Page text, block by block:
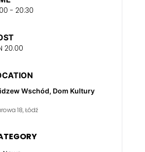
- 20:30
20.00
Wschód, Dom Kultury
18, Łódź